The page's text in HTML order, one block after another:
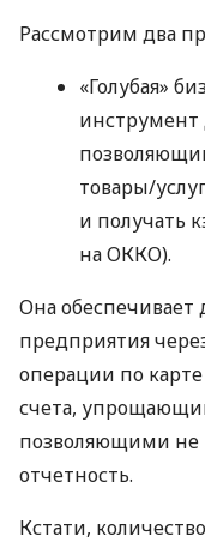
Рассмотрим два
«Голубая»
товары/
и получать
на ОККО).
Она обеспечивает
предприятия
операции по
счета,
позволяющими не
отчетность.
Кстати,